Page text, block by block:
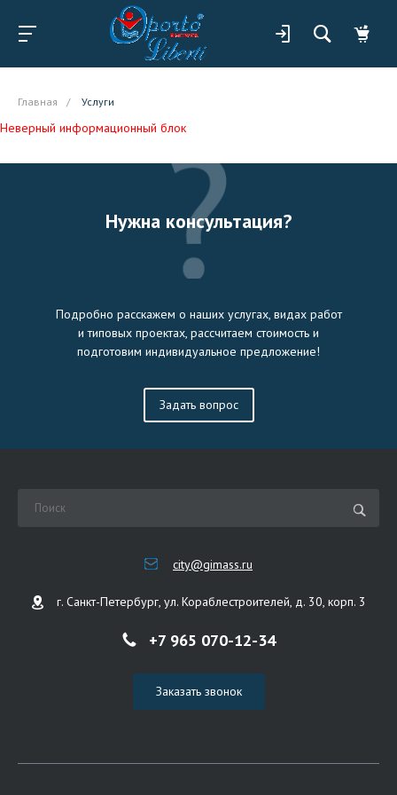
Главная / Услуги
Неверный информационный блок
Нужна консультация?
Подробно расскажем о наших услугах, видах работ
и типовых проектах, рассчитаем стоимость и
подготовим индивидуальное предложение!
Задать вопрос
city@gimass.ru
г. Санкт-Петербург, ул. Кораблестроителей, д. 30, корп. 3
+7 965 070-12-34
Заказать звонок